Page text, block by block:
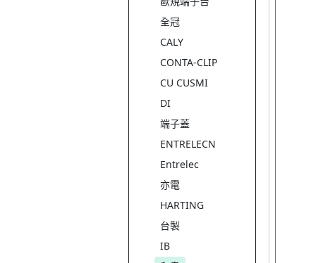
全冠
CALY
CONTA-CLIP
CU CUSMI
DI
端子蓋
ENTRELECN
Entrelec
亦電
HARTING
台製
IB